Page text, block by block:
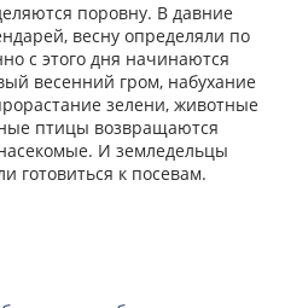
поровну. В давние
весну определяли по
с этого дня начинаются
весенний гром, набухание
зелени, животные
птицы возвращаются
И земледельцы
готовиться к посевам.